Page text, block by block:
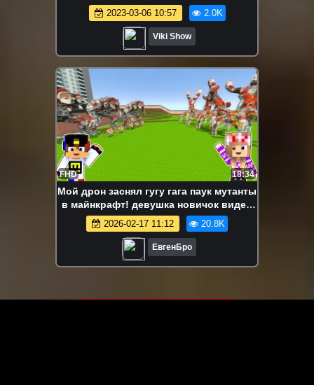
руками /// Вики Шоу
2023-03-06 10:57 2.0K
Viki Show
FHD 18:34
Мой дрон заснял гугу гага паук мутанты
в майнкрафт! девушка новичок видео
minecraft
2026-02-17 11:12 20.8K
ЕвгенБро